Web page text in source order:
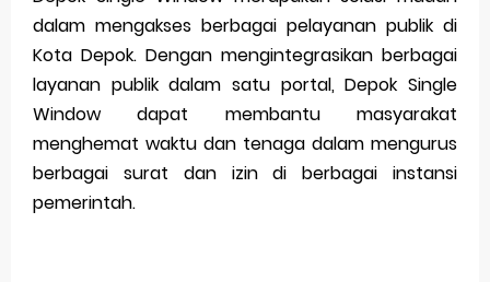
dalam mengakses berbagai pelayanan publik di
Kota Depok. Dengan mengintegrasikan berbagai
layanan publik dalam satu portal, Depok Single
Window dapat membantu masyarakat
menghemat waktu dan tenaga dalam mengurus
berbagai surat dan izin di berbagai instansi
pemerintah.